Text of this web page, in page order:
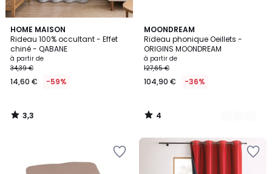
HOME MAISON
Rideau 100% occultant - Effet
chiné - QABANE
à partir de
34,39 €
14,60 € -59%
3,3
/ 5
3,3
/
MOONDREAM
Rideau phonique Oeillets -
ORIGINS MOONDREAM
à partir de
127,65 €
104,90 € -36%
4
/
5
22
Couleurs
4
/